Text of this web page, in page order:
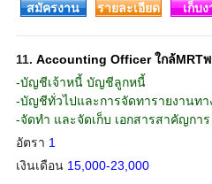
สมัครงาน
รายละเอียด เก็บ
11. Accounting Officer ใกล้MRT
-บัญชีเจ้าหนี้ บัญชีลูกหนี้
-บัญชีทั่วไปและการจัดทารายงานท
-จัดทำ และจัดเก็บ เอกสารสาคัญการ
อัตรา 1
เงินเดือน 15,000-23,000